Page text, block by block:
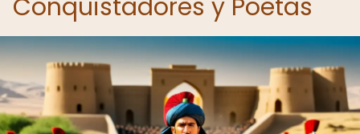
Conquistadores y Poetas